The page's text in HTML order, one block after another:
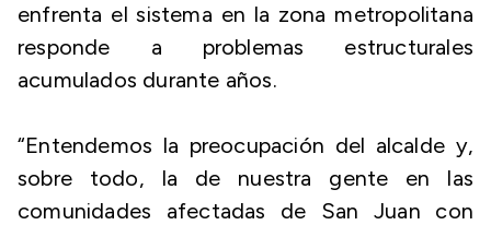
enfrenta el sistema en la zona metropolitana
responde a problemas estructurales
acumulados durante años.
“Entendemos la preocupación del alcalde y,
sobre todo, la de nuestra gente en las
comunidades afectadas de San Juan con